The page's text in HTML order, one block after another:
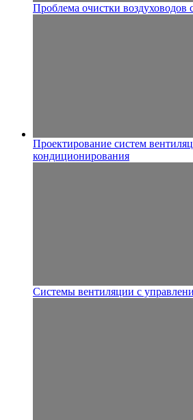
Проблема очистки воздуховодов
Проектирование систем
кондиционирования
Системы вентиляции с